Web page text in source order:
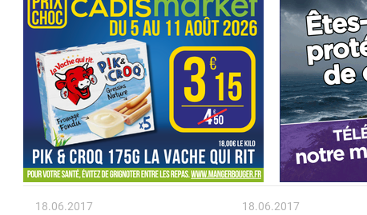
18.06.2017 18.06.2017